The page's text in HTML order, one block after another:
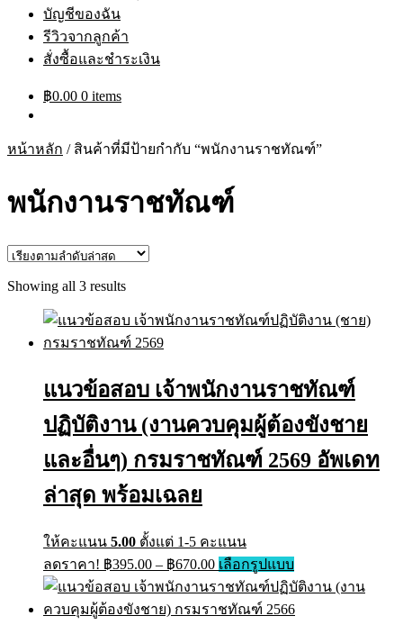
บัญชีของฉัน
รีวิวจากลูกค้า
สั่งซื้อและชำระเงิน
฿0.00 0 items
หน้าหลัก / สินค้าที่มีป้ายกำกับ “พนักงานราชทัณฑ์”
พนักงานราชทัณฑ์
Showing all 3 resultsSorted
latest
แนวข้อสอบ เจ้าพนักงานราชทัณฑ์
ปฏิบัติงาน (งานควบคุมผู้ต้องขังชาย
และอื่นๆ) กรมราชทัณฑ์ 2569 อัพเดท
ล่าสุด พร้อมเฉลย
ให้คะแนน 5.00 ตั้งแต่ 1-5 คะแนน
ลดราคา! ฿395.00 – ฿670.00Price
range:
฿395.00
through
เลือกรูปแบบThis
product
has
multiple